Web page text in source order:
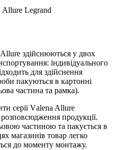
здійснюються у двох
індивідуального
для здійснення
пакуються в картонні
частина та рамка).
серії Vаlena Allure
продукції.
частиною та пакується в
магазинів товар легко
до моменту монтажу.